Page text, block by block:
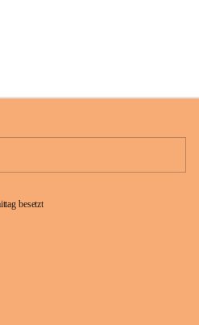
besetzt